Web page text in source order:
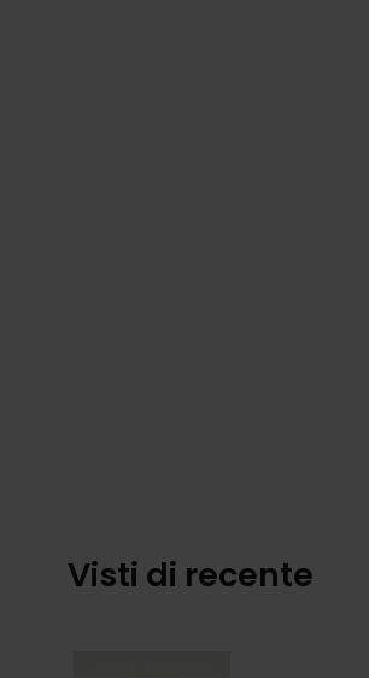
Visti di recente